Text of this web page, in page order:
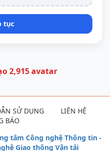
tục
2,915 avatar
SỬ DỤNG
LIÊN HỆ
BÁO
tâm Công nghệ Thông tin -
Giao thông Vận tải